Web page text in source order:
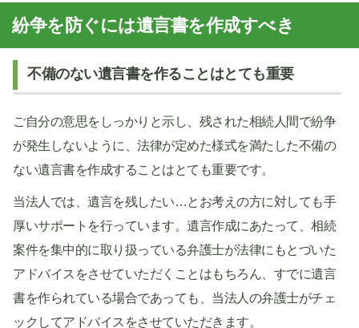
紛争を防ぐには遺言書を作成すべき
不備のない遺言書を作ることはとても重要
ご自分の意思をしっかりと示し、残された相続人間で紛争
が発生しないように、法律が定めた様式を満たした不備の
ない遺言書を作成することはとても重要です。
当法人では、遺言を残したい…とお考えの方に対しても手
厚いサポートを行っています。遺言作成にあたって、相続
案件を集中的に取り扱っている弁護士が法律にもとづいた
アドバイスをさせていただくことはもちろん、すでに遺言
書を作られている場合であっても、当法人の弁護士がチェ
ックしてアドバイスをさせていただきます。